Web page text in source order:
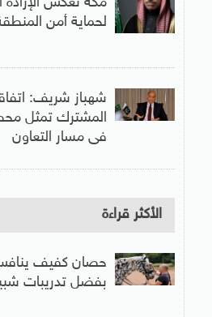
لحماية أمن
شهباز شريف:
المشترك تمثل
فى مسار التعاون
الأكثر قراءة
حصان كفيف
بفضل تدريبات